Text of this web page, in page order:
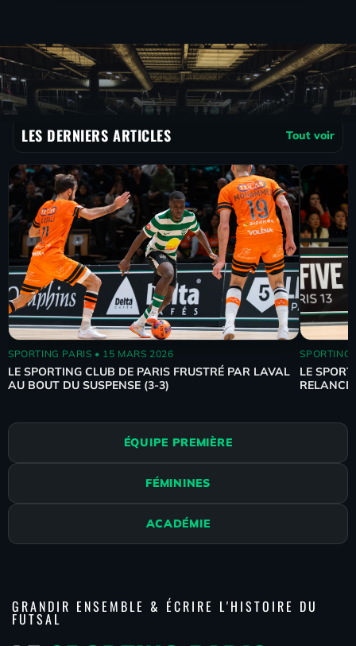
LES DERNIERS ARTICLES Tout voir
SPORTING PARIS • 15 MARS 2026
LE SPORTING CLUB DE PARIS FRUSTRÉ PAR LAVAL
AU BOUT DU SUSPENSE (3-3)
SPORTING
LE
ÉQUIPE PREMIÈRE
FÉMININES
ACADÉMIE
GRANDIR ENSEMBLE & ÉCRIRE L'HISTOIRE DU
FUTSAL